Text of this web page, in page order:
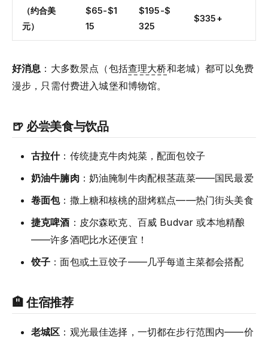
（约合美
元）
$65-$1
15
$195-$
325
$335+
好消息 ：大多数景点（包括查理大桥和老城）都可以免费
漫步，只需付费进入城堡和博物馆。
🍺 必尝美食与饮品
古拉什：传统捷克牛肉炖菜，配面包饺子
奶油牛腩肉 ：奶油腌制牛肉配根茎蔬菜——国民最爱
卷面包：撒上糖和核桃的甜烤糕点——热门街头美食
捷克啤酒 ：皮尔森欧克、百威 Budvar 或本地精酿
——许多酒吧比水还便宜！
饺子 ：面包或土豆饺子——几乎每道主菜都会搭配
🏨 住宿推荐
老城区 ：观光最佳选择，一切都在步行范围内——价